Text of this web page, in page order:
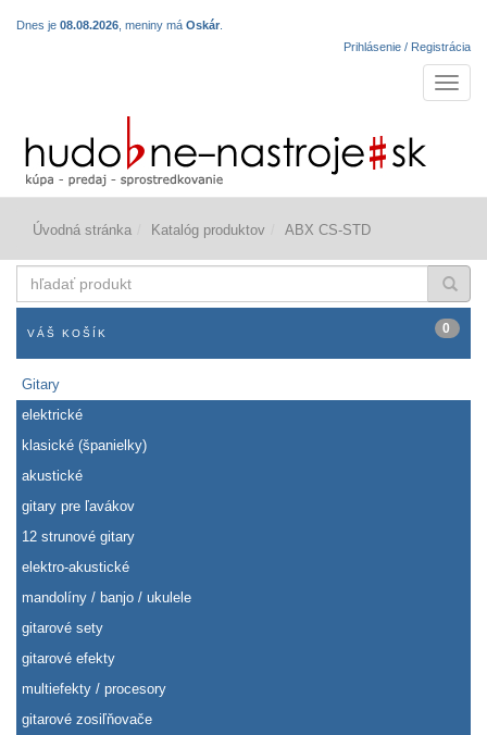
Dnes je 08.08.2026 , meniny má Oskár
Prihlásenie / Registrácia
Úvodná stránka Katalóg produktov ABX CS-STD
produkt
VÁŠ KOŠÍK 0
Gitary
elektrické
klasické (španielky)
akustické
gitary pre ľavákov
12 strunové gitary
elektro-akustické
mandolíny / banjo / ukulele
gitarové sety
gitarové efekty
multiefekty / procesory
gitarové zosiľňovače